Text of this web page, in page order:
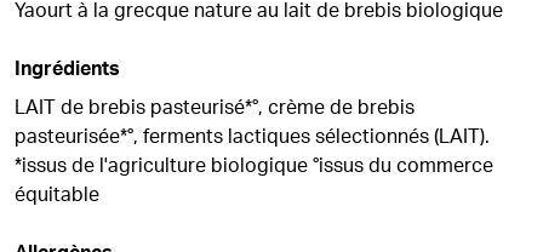
Yaourt à la grecque nature au lait de brebis biologique
Ingrédients
LAIT de brebis pasteurisé*°, crème de brebis
pasteurisée*°, ferments lactiques sélectionnés (LAIT).
*issus de l'agriculture biologique °issus du commerce
équitable